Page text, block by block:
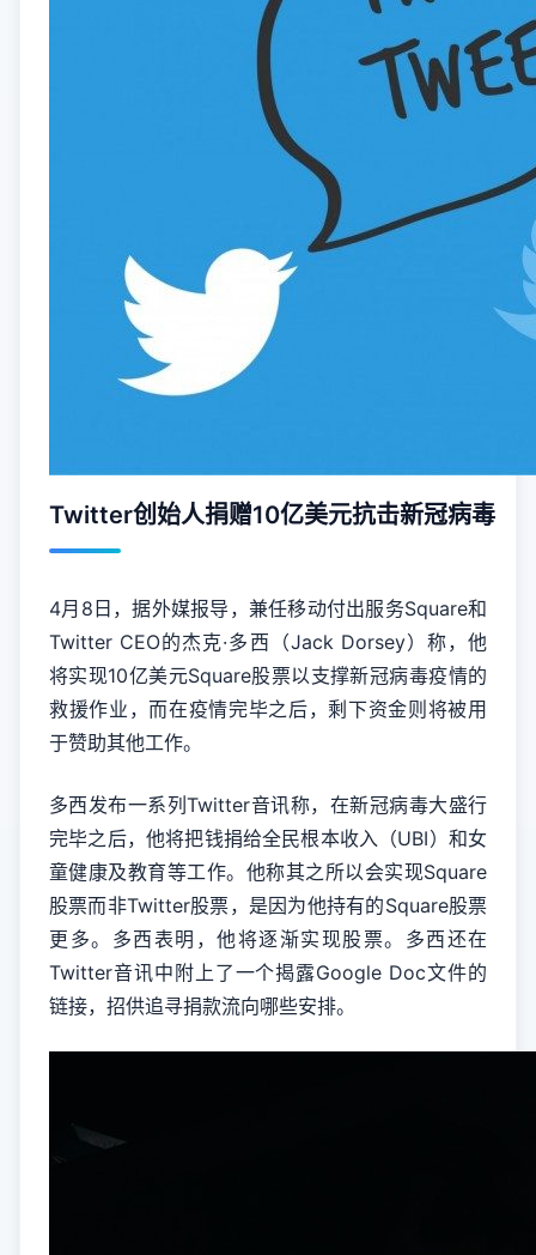
Twitter创始人捐赠10亿美元抗击新冠病毒
4月8日，据外媒报导，兼任移动付出服务Square和
Twitter CEO的杰克·多西（Jack Dorsey）称，他
将实现10亿美元Square股票以支撑新冠病毒疫情的
救援作业，而在疫情完毕之后，剩下资金则将被用
于赞助其他工作。
多西发布一系列Twitter音讯称，在新冠病毒大盛行
完毕之后，他将把钱捐给全民根本收入（UBI）和女
童健康及教育等工作。他称其之所以会实现Square
股票而非Twitter股票，是因为他持有的Square股票
更多。多西表明，他将逐渐实现股票。多西还在
Twitter音讯中附上了一个揭露Google Doc文件的
链接，招供追寻捐款流向哪些安排。